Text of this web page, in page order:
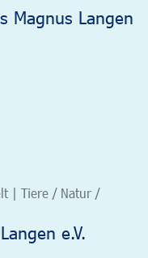
Magnus Langen
| Tiere / Natur /
e.V.